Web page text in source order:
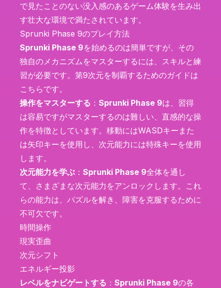
で見たことのない没入感のあるゲーム体験を生み出
す壮大な環境で満たされています。
Sprunki Phase 9のプレイ方法
Sprunki Phase 9を始めるのは簡単ですが、その
独自のメカニズムをマスターするには、スキルと練
習が必要です。第9次元を制覇するためのガイドは
こちらです。
操作をマスターする ： Sprunki Phase 9は、習得
は容易ですがマスターするのは難しい、直感的な操
作を特徴としています。移動にはWASDキーまた
は矢印キーを使用し、次元能力には特殊キーを使用
します。
次元能力を学ぶ ： Sprunki Phase 9全体を通し
て、さまざまな次元能力をアンロックします。これ
らの能力は、パズルを解き、障害を克服するために
不可欠です。
時間操作
現実歪曲
次元シフト
エネルギー投影
レベルをナビゲートする ： Sprunki Phase 9の各